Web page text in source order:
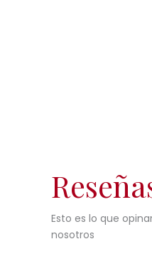
Esto es lo que
nosotros
lamp shop in Seville, Spain
sells incredible choices of
bespoke artisan crafted
During our trip to Seville in
we purchased two customized